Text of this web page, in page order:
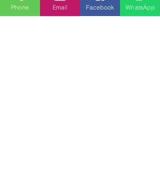
MILANHOUSES
Phone Email Facebook WhatsApp